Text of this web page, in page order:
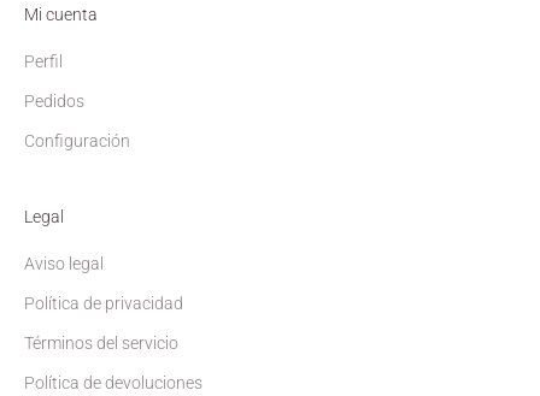
Mi cuenta
Perfil
Pedidos
Configuración
Legal
Aviso legal
Política de privacidad
Términos del servicio
Política de devoluciones